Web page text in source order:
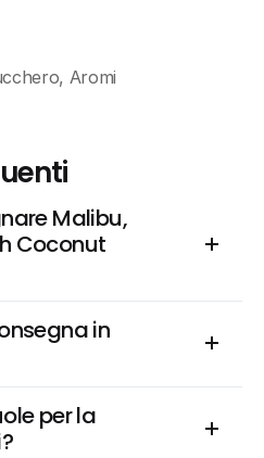
Aromi
Malibu,
Coconut
in
per la